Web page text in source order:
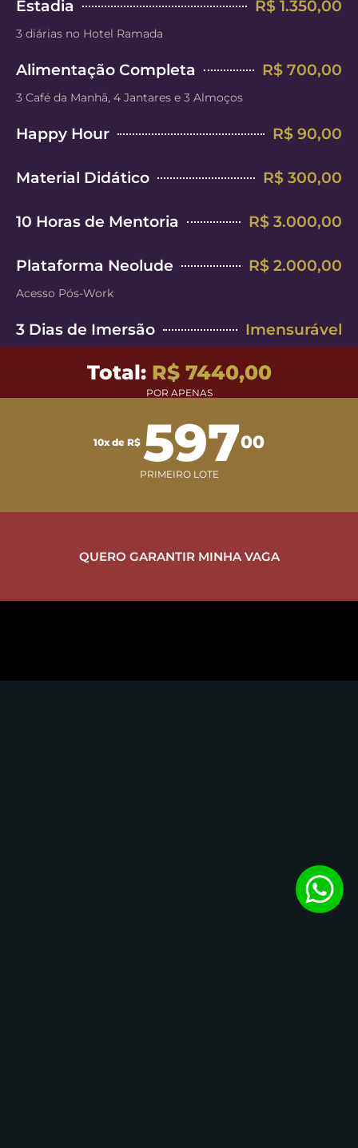
Estadia R$ 1.350,00
3 diárias no Hotel Ramada
Alimentação Completa R$ 700,00
3 Café da Manhã, 4 Jantares e 3 Almoços
Happy Hour R$ 90,00
Material Didático R$ 300,00
10 Horas de Mentoria R$ 3.000,00
Plataforma Neolude R$ 2.000,00
Acesso Pós-Work
3 Dias de Imersão Imensurável
Total: R$ 7440,00
POR APENAS
10x de R$ 59700
PRIMEIRO LOTE
QUERO GARANTIR MINHA VAGA